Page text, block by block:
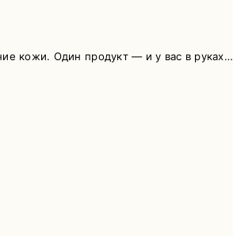
кожи. Один продукт — и у вас в руках…